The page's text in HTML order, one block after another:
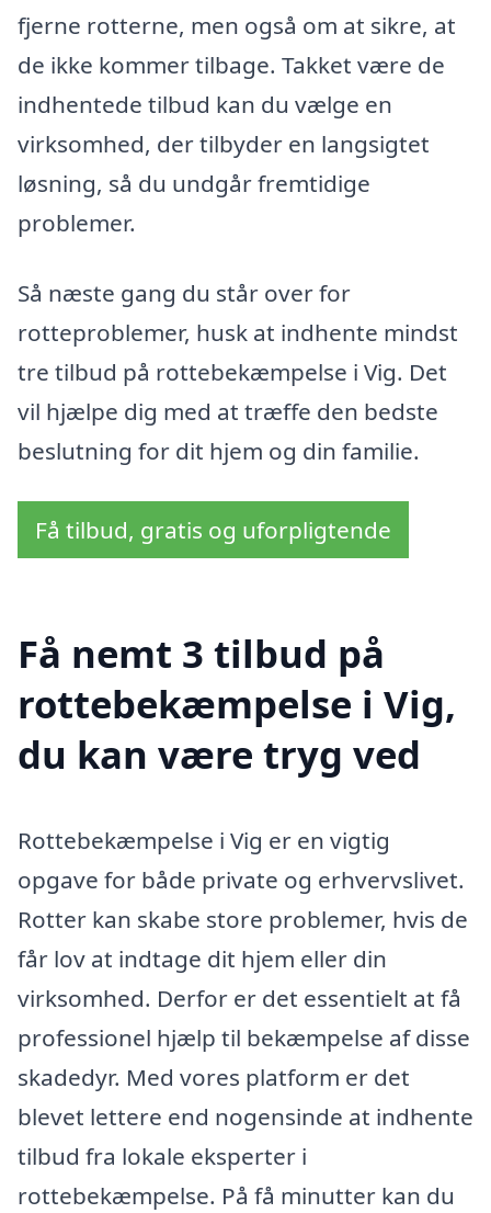
fjerne rotterne, men også om at sikre, at
de ikke kommer tilbage. Takket være de
indhentede tilbud kan du vælge en
virksomhed, der tilbyder en langsigtet
løsning, så du undgår fremtidige
problemer.
Så næste gang du står over for
rotteproblemer, husk at indhente mindst
tre tilbud på rottebekæmpelse i Vig. Det
vil hjælpe dig med at træffe den bedste
beslutning for dit hjem og din familie.
Få tilbud, gratis og uforpligtende
Få nemt 3 tilbud på
rottebekæmpelse i Vig,
du kan være tryg ved
Rottebekæmpelse i Vig er en vigtig
opgave for både private og erhvervslivet.
Rotter kan skabe store problemer, hvis de
får lov at indtage dit hjem eller din
virksomhed. Derfor er det essentielt at få
professionel hjælp til bekæmpelse af disse
skadedyr. Med vores platform er det
blevet lettere end nogensinde at indhente
tilbud fra lokale eksperter i
rottebekæmpelse. På få minutter kan du